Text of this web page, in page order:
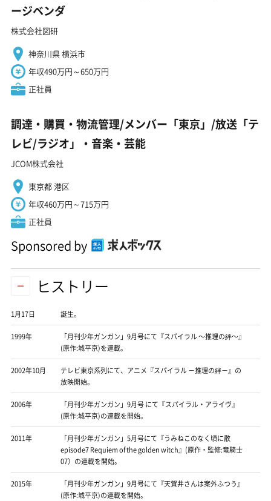
ージベンダ
株式会社図研
神奈川県 横浜市
年収490万円～650万円
正社員
調達・購買・物流管理/メンバー「東京」/放送「テ
レビ/ラジオ」・音楽・芸能
JCOM株式会社
東京都 港区
年収460万円～715万円
正社員
Sponsored by
ヒストリー
1月17日 誕生。
1999年
「月刊少年ガンガン」9月号にて『スパイラル 〜推理の絆〜』
(原作:城平京)を連載。
2002年10月
テレビ東京系列にて、アニメ『スパイラル －推理の絆－』の
放映開始。
2006年
「月刊少年ガンガン」9月号 にて『スパイラル・アライヴ』
(原作:城平京)の連載を開始。
2011年
「月刊少年ガンガン」5月号にて『うみねこのなく頃に散
episode7 Requiem of the golden witch』(原作・監修:竜騎士
07）の連載を開始。
2015年
「月刊少年ガンガン」9月号にて『天賀井さんは案外ふつう』
(原作:城平京)の連載を開始。